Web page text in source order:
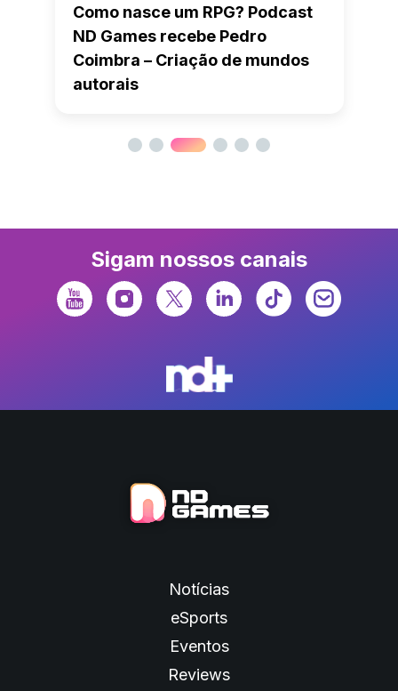
Como nasce um RPG? Podcast
ND Games recebe Pedro
Coimbra – Criação de mundos
autorais
Sigam nossos canais
Notícias
eSports
Eventos
Reviews